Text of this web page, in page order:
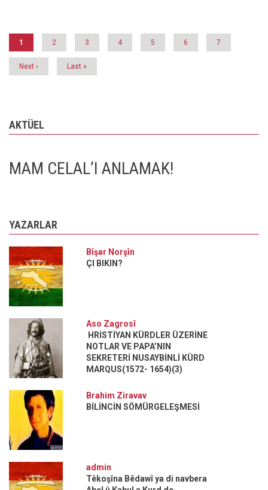
Şu
an
kullanılan
sayfa
1 Page
2 Page
3 Page
4 Page
5 Page
6 Page
7
Next
page
Next ›
Last
page
Last »
AKTÜEL
MAM CELAL’I ANLAMAK!
YAZARLAR
Bîşar Norşîn
ÇI BIKIN?
Aso Zagrosî
HRİSTİYAN KÜRDLER ÜZERİNE
NOTLAR VE PAPA’NIN
SEKRETERİ NUSAYBİNLİ KÜRD
MARQUS(1572- 1654)(3)
Brahim Ziravav
BİLİNCİN SÖMÜRGELEŞMESİ
admin
Têkoşîna Bêdawî ya di navbera